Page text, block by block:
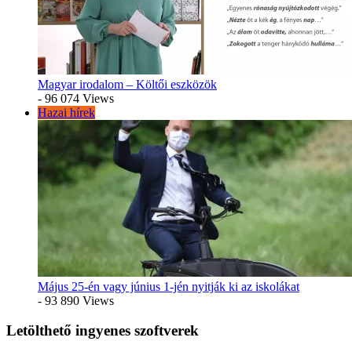
Magyar irodalom – Költői eszközök
- 96 074 Views
Hazai hírek
Május 25-én vagy június 1-jén nyitják ki az iskolákat
- 93 890 Views
Letölthető ingyenes szoftverek